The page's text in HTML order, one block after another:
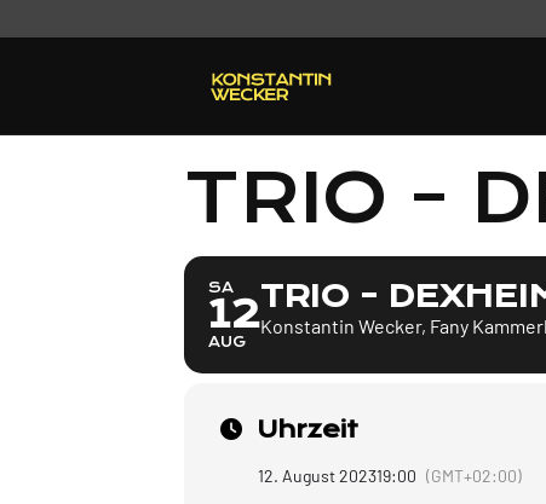
TRIO -
SA
12
AUG
TRIO -
Konstantin Wecker, Fany
Uhrzeit
12. August 202319:00 (GMT+02:00)